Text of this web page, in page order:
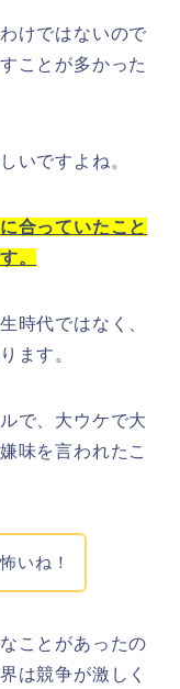
けではないので
ことが多かった
いですよね。
合っていたこと
。
時代ではなく、
ます。
で、大ウケで大
味を言われたこ
いね！
ことがあったの
は競争が激しく